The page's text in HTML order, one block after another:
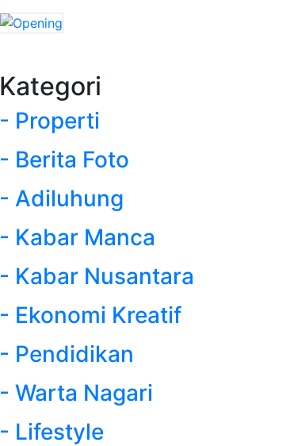
Kategori
- Properti
- Berita Foto
- Adiluhung
- Kabar Manca
- Kabar Nusantara
- Ekonomi Kreatif
- Pendidikan
- Warta Nagari
- Lifestyle